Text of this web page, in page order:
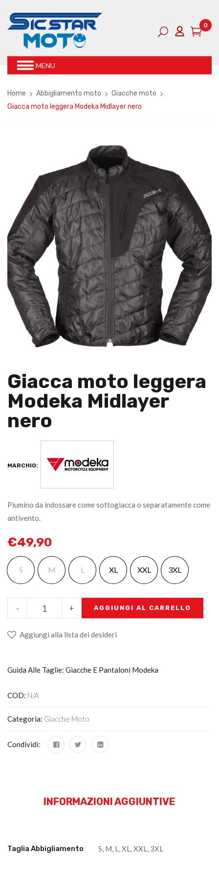
0
MENU
Home Abbigliamento moto
Giacche moto
Giacca moto leggera Modeka Midlayer nero
Giacca moto leggera
Modeka Midlayer
nero
MARCHIO:
Piumino da indossare come sottogiacca o separatamente come
antivento.
€49,90
S M L XL XXL 3XL
+
- AGGIUNGI AL CARRELLO
Aggiungi alla lista dei desideri
Guida Alle Taglie: Giacche E Pantaloni Modeka
COD: N/A
Categoria: Giacche Moto
Condividi:
INFORMAZIONI AGGIUNTIVE
Taglia Abbigliamento S, M, L, XL, XXL, 3XL